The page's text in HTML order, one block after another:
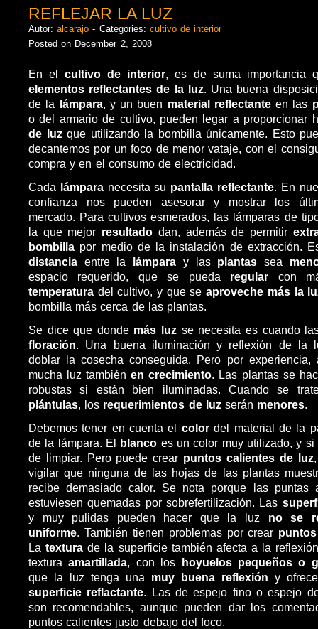
REFLEJAR LA LUZ
Autor:alcarajo - Categories: cultivo de interior
Posted on December 2, 2008
En elcultivo de interior , es de suma importancia
elementos reflectantes de la luz . Una buena
de la lámpara , y un buen material reflectanteen las
o del armario de cultivo, pueden legar a proporcionar
de luz que utilizando la bombilla únicamente. Esto
decantemos por un foco de menor vataje, con el
compra y en el consumo de electricidad.
Cada lámpara necesita su pantalla reflectante . En
confianza nos pueden asesorar y mostrar los
mercado. Para cultivos esmerados, las lámparas de
la que mejor resultado dan, además de permitir
bombilla por medio de la instalación de extracción.
distancia entre la lámpara y las plantas sea
espacio requerido, que se pueda regular con
temperatura del cultivo, y que seaproveche más la
bombilla más cerca de las plantas.
Se dice que donde más luz se necesita es cuando
floración . Una buena iluminación y reflexión de la
doblar la cosecha conseguida. Pero por experiencia,
mucha luz tambiénen crecimiento . Las plantas se
robustas si están bien iluminadas. Cuando se
plántulas , los requerimientos de luz serán menores
Debemos tener en cuenta el colordel material de la
de la lámpara. El blanco es un color muy utilizado, y
de limpiar. Pero puede crear puntos calientes de luz
vigilar que ninguna de las hojas de las plantas
recibe demasiado calor. Se nota porque las puntas
estuviesen quemadas por sobrefertilización. Las
y muy pulidas pueden hacer que la luz no se
uniforme . También tienen problemas por crear
Latexturade la superficie también afecta a la
texturaamartillada , con los hoyuelos pequeños o
que la luz tenga una muy buena reflexión y
superficie reflactante . Las de espejo fino o espejo
son recomendables, aunque pueden dar los
puntos calientes justo debajo del foco.